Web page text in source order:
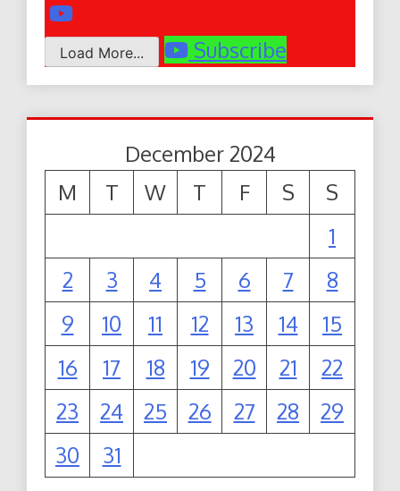
Load More... Subscribe
December 2024
M
T W T F S
S
1
2
3 4 5 6 7
8
9
10 11 12 13 14
15
16
17 18 19 20 21
22
23
24 25 26 27 28
29
30
31